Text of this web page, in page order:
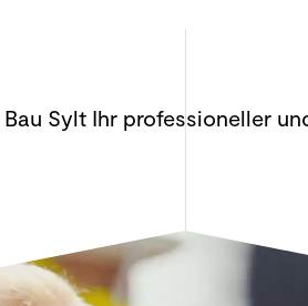
Sylt Ihr professioneller